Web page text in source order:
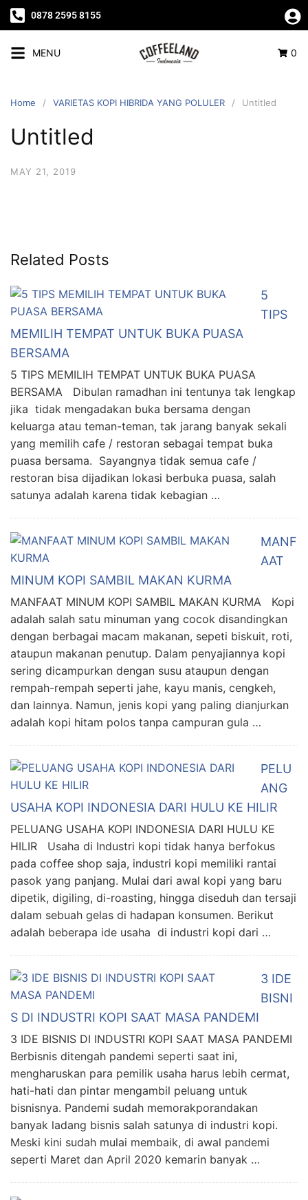
0878 2595 8155
MENU 0
Home VARIETAS KOPI HIBRIDA YANG POLULER Untitled
Untitled
MAY 21, 2019
Related Posts
5
TIPS
MEMILIH TEMPAT UNTUK BUKA PUASA
BERSAMA
5 TIPS MEMILIH TEMPAT UNTUK BUKA PUASA
BERSAMA Dibulan ramadhan ini tentunya tak lengkap
jika tidak mengadakan buka bersama dengan
keluarga atau teman-teman, tak jarang banyak sekali
yang memilih cafe / restoran sebagai tempat buka
puasa bersama. Sayangnya tidak semua cafe /
restoran bisa dijadikan lokasi berbuka puasa, salah
satunya adalah karena tidak kebagian …
MANF
AAT
MINUM KOPI SAMBIL MAKAN KURMA
MANFAAT MINUM KOPI SAMBIL MAKAN KURMA Kopi
adalah salah satu minuman yang cocok disandingkan
dengan berbagai macam makanan, sepeti biskuit, roti,
ataupun makanan penutup. Dalam penyajiannya kopi
sering dicampurkan dengan susu ataupun dengan
rempah-rempah seperti jahe, kayu manis, cengkeh,
dan lainnya. Namun, jenis kopi yang paling dianjurkan
adalah kopi hitam polos tanpa campuran gula …
PELU
ANG
USAHA KOPI INDONESIA DARI HULU KE HILIR
PELUANG USAHA KOPI INDONESIA DARI HULU KE
HILIR Usaha di Industri kopi tidak hanya berfokus
pada coffee shop saja, industri kopi memiliki rantai
pasok yang panjang. Mulai dari awal kopi yang baru
dipetik, digiling, di-roasting, hingga diseduh dan tersaji
dalam sebuah gelas di hadapan konsumen. Berikut
adalah beberapa ide usaha di industri kopi dari …
3 IDE
BISNI
S DI INDUSTRI KOPI SAAT MASA PANDEMI
3 IDE BISNIS DI INDUSTRI KOPI SAAT MASA PANDEMI
Berbisnis ditengah pandemi seperti saat ini,
mengharuskan para pemilik usaha harus lebih cermat,
hati-hati dan pintar mengambil peluang untuk
bisnisnya. Pandemi sudah memorakporandakan
banyak ladang bisnis salah satunya di industri kopi.
Meski kini sudah mulai membaik, di awal pandemi
seperti Maret dan April 2020 kemarin banyak …